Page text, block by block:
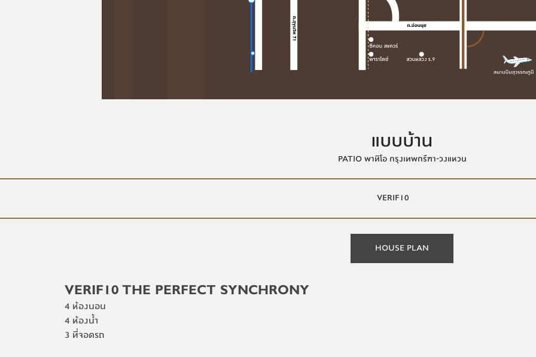
แบบบ้าน
PATIO พาทิโอ กรุงเทพกรีฑา-วงแหวน
VERIF10
HOUSE PLAN
VERIF10THE PERFECT SYNCHRONY
4 ห้องนอน
4 ห้องน้ำ
3 ที่จอดรถ